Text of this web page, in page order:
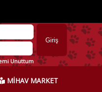
Unuttum
MİHAV MARKET